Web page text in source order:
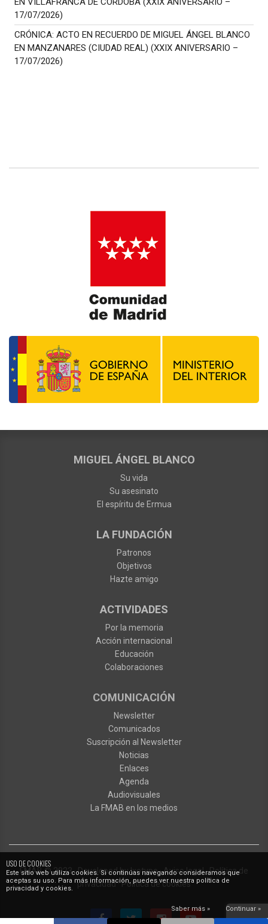
USO DE COOKIES
Este sitio web utiliza cookies. Si continúas navegando consideramos que
aceptas su uso. Para más información, puedes ver nuestra política de
privacidad y cookies.
Saber más » Continuar »
17/07/2026)
CRÓNICA: ACTO EN RECUERDO DE MIGUEL ÁNGEL BLANCO
EN MANZANARES (CIUDAD REAL) (XXIX ANIVERSARIO –
17/07/2026)
MIGUEL ÁNGEL BLANCO
Su vida
Su asesinato
El espíritu de Ermua
LA FUNDACIÓN
Patronos
Objetivos
Hazte amigo
ACTIVIDADES
Por la memoria
Acción internacional
Educación
Colaboraciones
COMUNICACIÓN
Newsletter
Comunicados
Suscripción al Newsletter
Noticias
Enlaces
Agenda
Audiovisuales
La FMAB en los medios
FMAB© 2023·Developed byIxotype·Aviso legal·Política de
privacidad·Política de cookies